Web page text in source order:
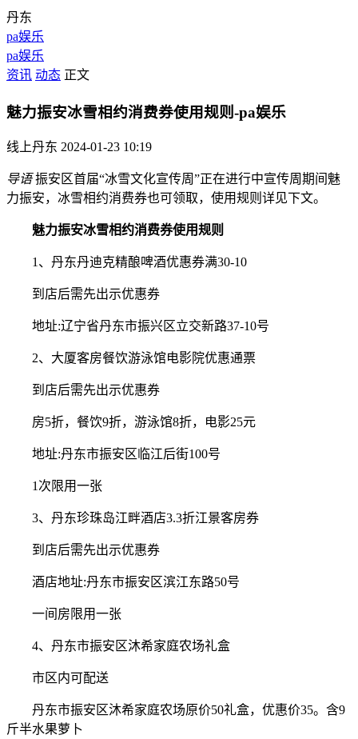
丹东
pa娱乐
pa娱乐
资讯 动态 正文
魅力振安冰雪相约消费券使用规则-pa娱乐
线上丹东 2024-01-23 10:19
导语振安区首届“冰雪文化宣传周”正在进行中宣传周期间魅
力振安，冰雪相约消费券也可领取，使用规则详见下文。
魅力振安冰雪相约消费券使用规则
1、丹东丹迪克精酿啤酒优惠券满30-10
到店后需先出示优惠券
地址:辽宁省丹东市振兴区立交新路37-10号
2、大厦客房餐饮游泳馆电影院优惠通票
到店后需先出示优惠券
房5折，餐饮9折，游泳馆8折，电影25元
地址:丹东市振安区临江后街100号
1次限用一张
3、丹东珍珠岛江畔酒店3.3折江景客房券
到店后需先出示优惠券
酒店地址:丹东市振安区滨江东路50号
一间房限用一张
4、丹东市振安区沐希家庭农场礼盒
市区内可配送
丹东市振安区沐希家庭农场原价50礼盒，优惠价35。含9
斤半水果萝卜